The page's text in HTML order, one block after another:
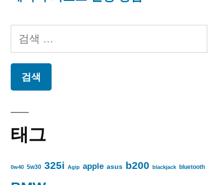
검
색:
태그
0w40 5w30 325i Agip apple asus b200 blackjack bluetooth